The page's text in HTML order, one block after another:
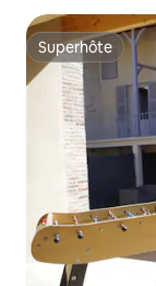
Superhôte
Superhôte